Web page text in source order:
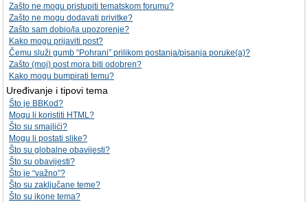
Zašto ne mogu pristupiti tematskom forumu?
Zašto ne mogu dodavati privitke?
Zašto sam dobio/la upozorenje?
Kako mogu prijaviti post?
Čemu služi gumb “Pohrani” prilikom postanja/pisanja poruke(a)?
Zašto (moj) post mora biti odobren?
Kako mogu bumpirati temu?
Uređivanje i tipovi tema
Što je BBKod?
Mogu li koristiti HTML?
Što su smajlići?
Mogu li postati slike?
Što su globalne obavijesti?
Što su obavijesti?
Što je “važno”?
Što su zaključane teme?
Što su ikone tema?